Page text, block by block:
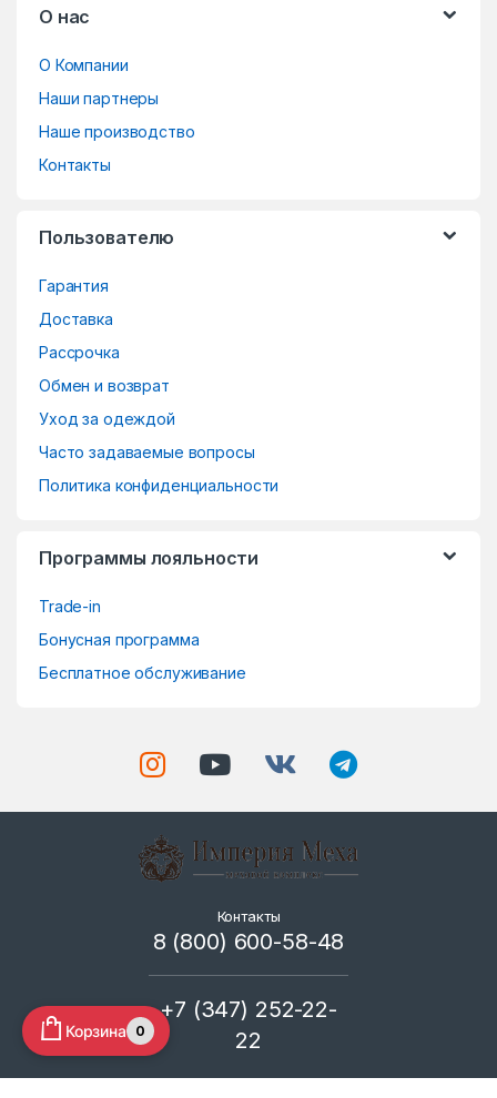
О нас
О Компании
Наши партнеры
Наше производство
Контакты
Пользователю
Гарантия
Доставка
Рассрочка
Обмен и возврат
Уход за одеждой
Часто задаваемые вопросы
Политика конфиденциальности
Программы лояльности
Trade-in
Бонусная программа
Бесплатное обслуживание
Контакты
8 (800) 600-58-48
+7 (347) 252-22-
22
Корзина 0